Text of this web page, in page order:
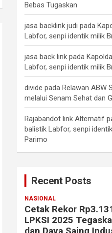
Bebas Tugaskan
jasa backlink judi pada
Labfor, senpi identik milik
jasa back link pada
Labfor, senpi identik milik
divide pada Relawan ABW
melalui Senam Sehat dan
Rajabandot link Alternatif
balistik Labfor, senpi
Parimo
Recent Posts
NASIONAL
Cetak Rekor
LPKSI 2025